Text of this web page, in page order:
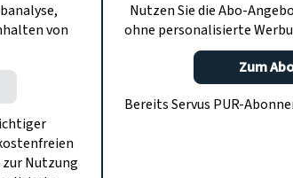
von
Nutzung
Nutzen Sie die Abo-
ohne personalisierte
Zum
Bereits Servus PUR-